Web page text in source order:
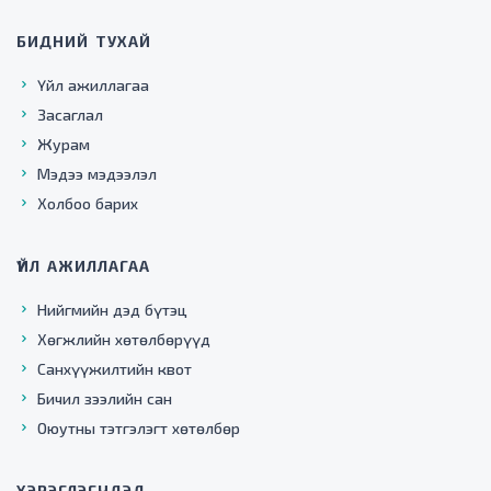
БИДНИЙ ТУХАЙ
Үйл ажиллагаа
Засаглал
Журам
Мэдээ мэдээлэл
Холбоо барих
ҮЙЛ АЖИЛЛАГАА
Нийгмийн дэд бүтэц
Хөгжлийн хөтөлбөрүүд
Санхүүжилтийн квот
Бичил зээлийн сан
Оюутны тэтгэлэгт хөтөлбөр